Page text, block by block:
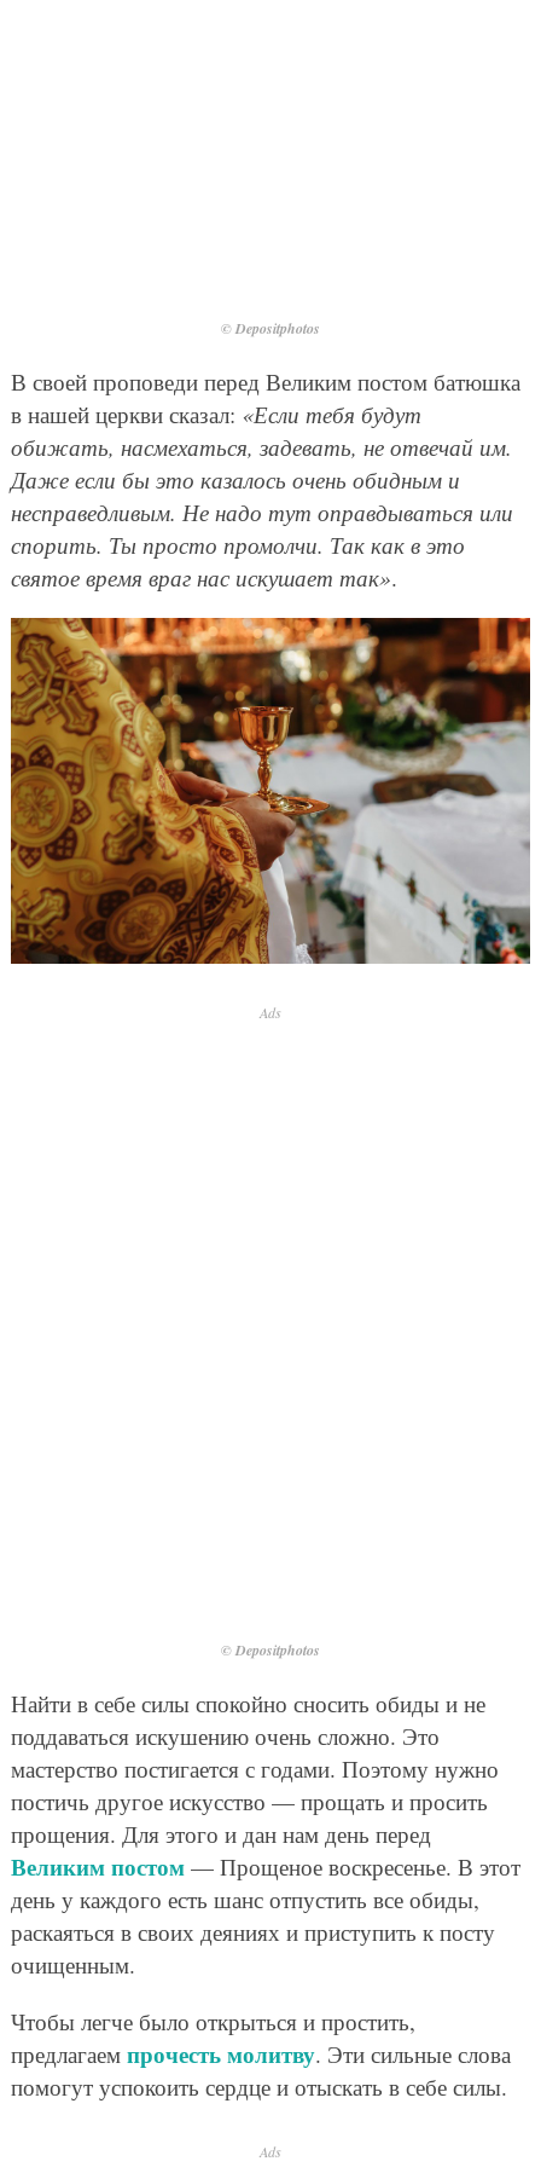
© Depositphotos
В своей проповеди перед Великим постом батюшка
в нашей церкви сказал: «Если тебя будут
обижать, насмехаться, задевать, не отвечай им.
Даже если бы это казалось очень обидным и
несправедливым. Не надо тут оправдываться или
спорить. Ты просто промолчи. Так как в это
святое время враг нас искушает так».
Ads
© Depositphotos
Найти в себе силы спокойно сносить обиды и не
поддаваться искушению очень сложно. Это
мастерство постигается с годами. Поэтому нужно
постичь другое искусство — прощать и просить
прощения. Для этого и дан нам день перед
Великим постом— Прощеное воскресенье. В этот
день у каждого есть шанс отпустить все обиды,
раскаяться в своих деяниях и приступить к посту
очищенным.
Чтобы легче было открыться и простить,
предлагаем прочесть молитву. Эти сильные слова
помогут успокоить сердце и отыскать в себе силы.
Ads